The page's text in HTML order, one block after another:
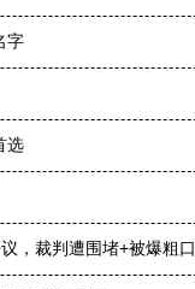
字
选
，裁判遭围堵+被爆粗口